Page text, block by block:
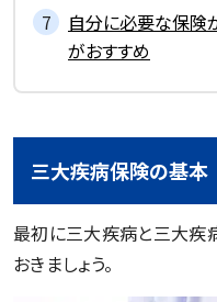
自分に必要な保険
がおすすめ
三大疾病保険の基本
最初に三大疾病と三大疾
おきましょう。